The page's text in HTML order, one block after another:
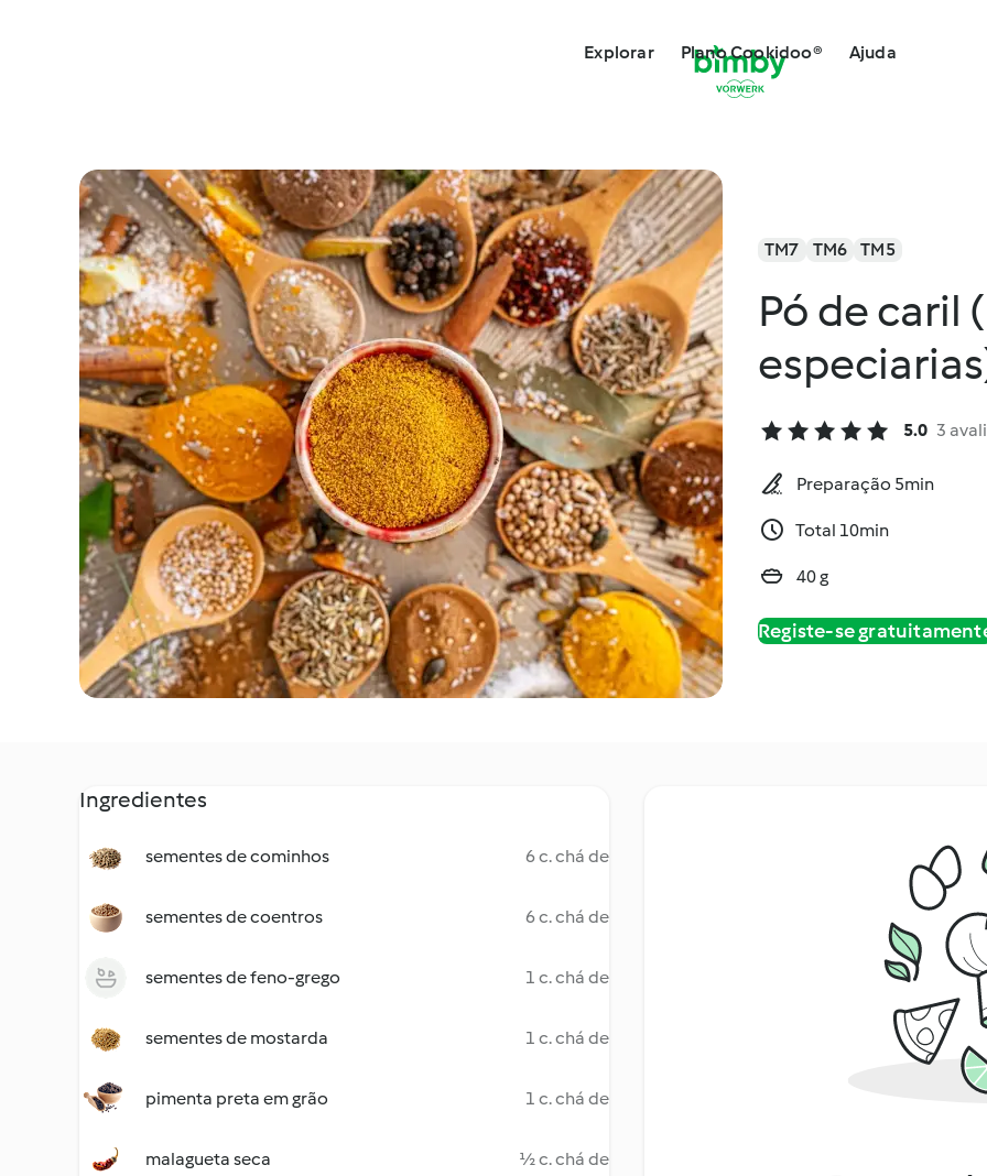
Explorar Plano Cookidoo® Ajuda
TM7 TM6 TM5
Pó de caril
5.0 3
Preparação 5min
Total 10min
40 g
Registe-se
Ingredientes
sementes de cominhos 6 c. chá de
sementes de coentros 6 c. chá de
sementes de feno-grego 1 c. chá de
sementes de mostarda 1 c. chá de
pimenta preta em grão 1 c. chá de
malagueta seca ½ c. chá de